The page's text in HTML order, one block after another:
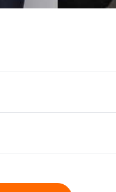
rekrutacyjnym w celu
w załączonych